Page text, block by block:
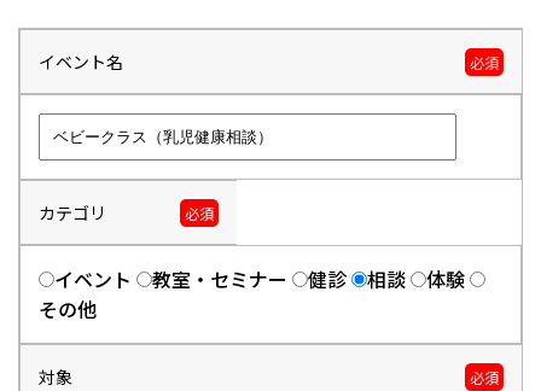
イベント名 必須
カテゴリ 必須
イベント 教室・セミナー 健診 相談
体験
その他
対象 必須